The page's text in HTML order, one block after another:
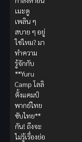
เมะดู
เพลิน ๆ
สบาย ๆ อยู่
ใช่ไหม? มา
ทำความ
รู้จักกับ
**Yuru
Camp โลลิ
ตั้งแคมป์
พากย์ไทย
ซับไทย**
กัน! ถึงจะ
ไม่รู้เรื่องย่อ